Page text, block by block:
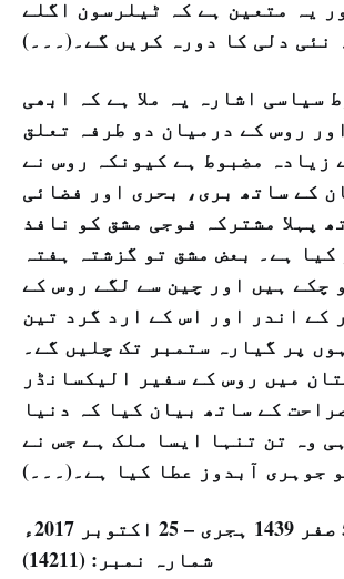
یہ متعین ہے کہ ٹیلرسون اگلے
نئی دلی کا دورہ کریں گے۔(۔۔۔)
سیاسی اشارہ یہ ملا ہے کہ ابھی
روس کے درمیان دو طرفہ تعلق
زیادہ مضبوط ہے کیونکہ روس نے
کے ساتھ بری، بحری اور فضائی
پہلا مشترکہ فوجی مشق کو نافذ
ہے۔ بعض مشق تو گزشتہ ہفتہ
چکے ہیں اور چین سے لگے روس کے
کے اندر اور اس کے ارد گرد تین
پر گیارہ ستمبر تک چلیں گے۔
میں روس کے سفیر الیکسانڈر
کے ساتھ بیان کیا کہ دنیا
وہ تن تنہا ایسا ملک ہے جس نے
جوہری آبدوز عطا کیا ہے۔(۔۔۔)
بدھ – 5 صفر 1439 ہجری – 25 اكتوبر 2017ء
شمارہ نمبر: (14211)